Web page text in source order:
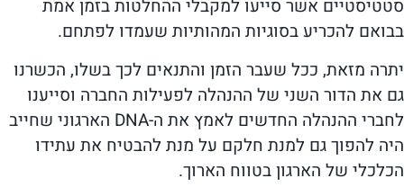
סטטיסטיים אשר סייעו למקבלי ההחלטות בזמן אמת
בבואם להכריע בסוגיות המהותיות שעמדו לפתחם.
יתרה מזאת, ככל שעבר הזמן והתנאים לכך בשלו, הכשרנו
גם את הדור השני של ההנהלה לפעילות החברה וסייענו
לחברי ההנהלה החדשים לאמץ את ה-DNA הארגוני שחייב
היה להפוך גם למנת חלקם על מנת להבטיח את עתידו
הכלכלי של הארגון בטווח הארוך.